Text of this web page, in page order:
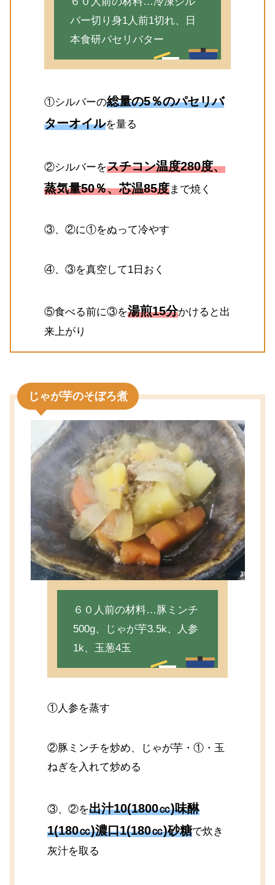
バー切り身1人前1切れ、日
本食研パセリバター
①シルバーの総量の5％のパセリバ
ターオイルを量る
②シルバーをスチコン温度280度、
蒸気量50％、芯温85度まで焼く
③、②に①をぬって冷やす
④、③を真空して1日おく
⑤食べる前に③を湯煎15分かけると出
来上がり
じゃが芋のそぼろ煮
６０人前の材料…豚ミンチ
500g、じゃが芋3.5k、人参
1k、玉葱4玉
①人参を蒸す
②豚ミンチを炒め、じゃが芋・①・玉
ねぎを入れて炒める
③、②を出汁10(1800㏄)味醂
1(180㏄)濃口1(180㏄)砂糖で炊き
灰汁を取る